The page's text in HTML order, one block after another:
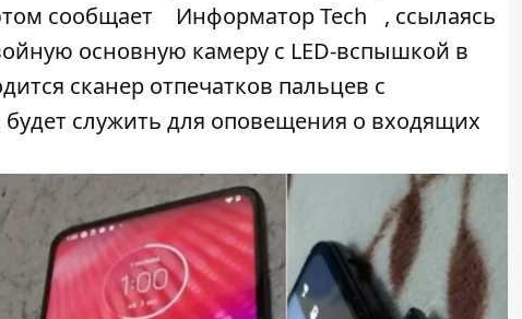
сообщает
Информатор Tech
, ссылаясь
основную камеру с LED-вспышкой в
сканер отпечатков пальцев с
служить для оповещения о входящих